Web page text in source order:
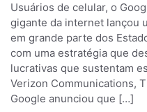
Usuários de celular, o
gigante da internet lançou
em grande parte dos
com uma estratégia que
lucrativas que sustentam
Verizon Communications,
Google anunciou que […]